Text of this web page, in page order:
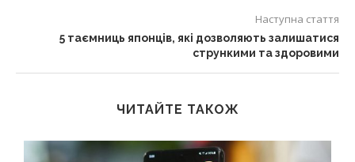
Наступна стаття
5 таємниць японців, які дозволяють залишатися
стрункими та здоровими
ЧИТАЙТЕ ТАКОЖ